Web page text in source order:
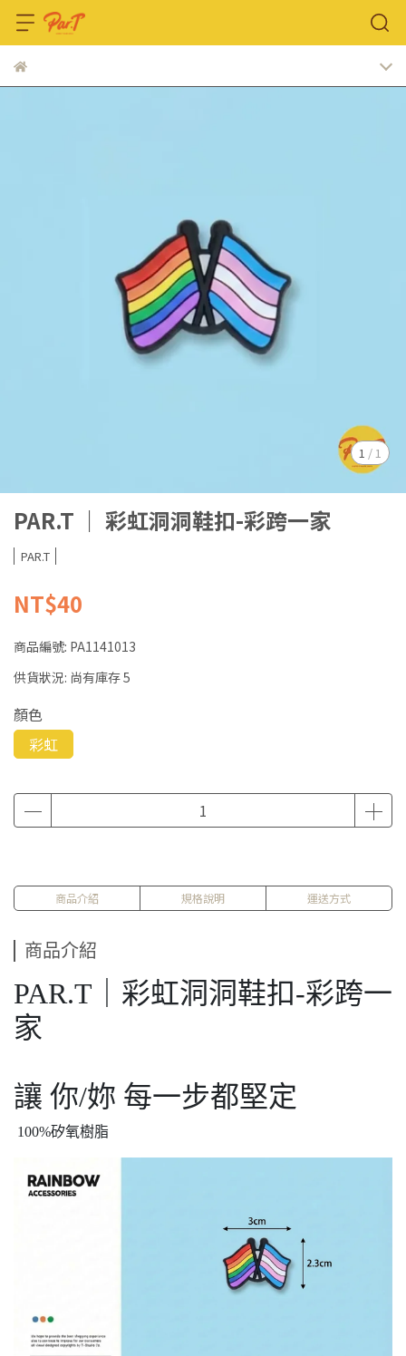
1 / 1
PAR.T ｜ 彩虹洞洞鞋扣-彩跨一家
PAR.T
NT$40
商品編號: PA1141013
供貨狀況: 尚有庫存 5
顏色
彩虹
商品介紹 規格說明 運送方式
商品介紹
PAR.T｜彩虹洞洞鞋扣-彩跨一
家
讓 你/妳 每一步都堅定
100%矽氧樹脂